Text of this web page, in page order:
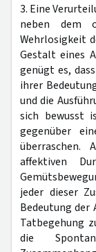
3. Eine
neben dem
Wehrlosigkeit
Gestalt eines
genügt es,
ihrer
und die
sich bewusst
gegenüber
überraschen.
affektiven
jeder dieser
Bedeutung der
Tatbegehung
die